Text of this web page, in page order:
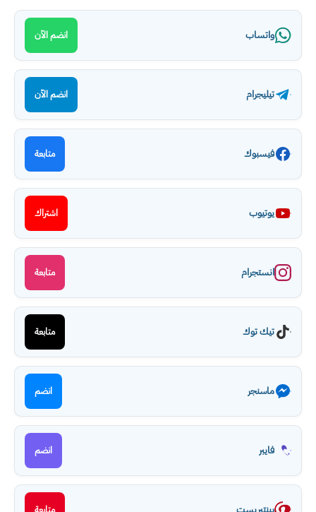
واتساب انضم الآن
تيليجرام انضم الآن
فيسبوك متابعة
يوتيوب اشتراك
انستجرام متابعة
تيك توك متابعة
ماسنجر انضم
فايبر انضم